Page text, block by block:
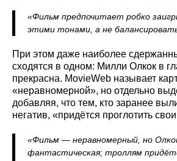
«Фильм предпочитает робко
этими тонами, а не
При этом даже наиболее
сходятся в одном: Милли Олкок в
прекрасна. MovieWeb называет
«неравномерной», но отдельно
добавляя, что тем, кто заранее
негатив, «придётся проглотить
«Фильм — неравномерный, но
фантастическая; троллям